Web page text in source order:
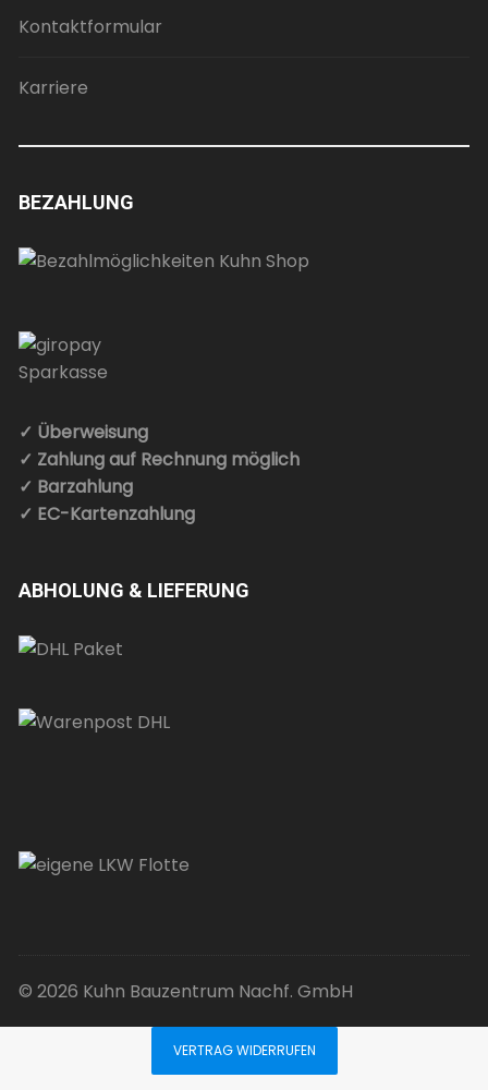
Kontaktformular
Karriere
BEZAHLUNG
✓ Überweisung
✓ Zahlung auf Rechnung möglich
✓ Barzahlung
✓ EC-Kartenzahlung
ABHOLUNG & LIEFERUNG
© 2026 Kuhn Bauzentrum Nachf. GmbH
VERTRAG WIDERRUFEN